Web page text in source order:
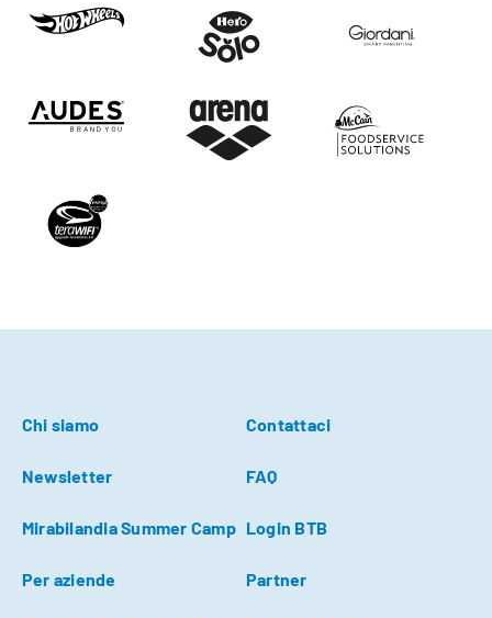
Chi siamo Contattaci
Newsletter FAQ
Mirabilandia Summer Camp Login BTB
Per aziende Partner